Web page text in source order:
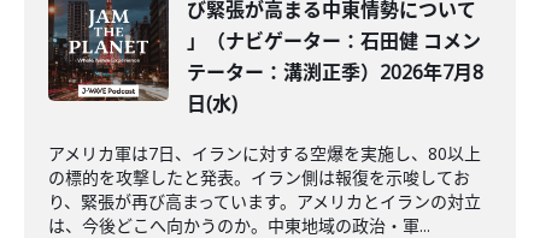
び緊張が高まる中東情勢について
」（ナビゲーター：石田健 コメン
テーター：溝渕正季）2026年7月8
日(水)
アメリカ軍は7日、イランに対する空爆を実施し、80以上
の標的を攻撃したと発表。イラン側は報復を示唆してお
り、緊張が再び高まっています。アメリカとイランの対立
は、今後どこへ向かうのか。中東地域の政治・軍...